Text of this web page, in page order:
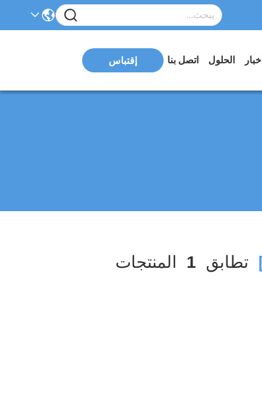
أخبار الحلول اتصل بنا إقتباس
تطابق 1 المنتجات